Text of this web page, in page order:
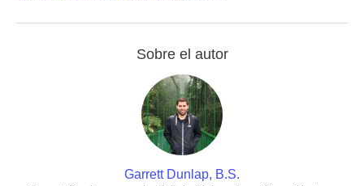
Sobre el autor
Garrett Dunlap, B.S.